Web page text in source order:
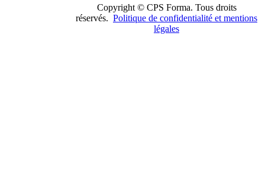
Copyright © CPS Forma. Tous droits
réservés. Politique de confidentialité et mentions
légales